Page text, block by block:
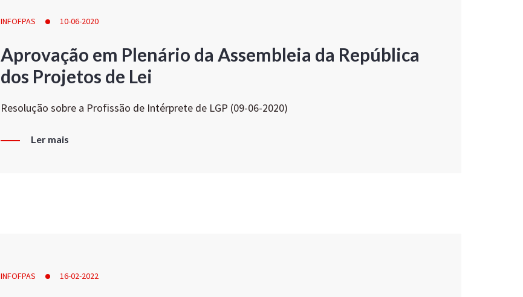
INFOFPAS 10-06-2020
Aprovação em Plenário da Assembleia da República
dos Projetos de Lei
Resolução sobre a Profissão de Intérprete de LGP (09-06-2020)
Ler mais
INFOFPAS 16-02-2022